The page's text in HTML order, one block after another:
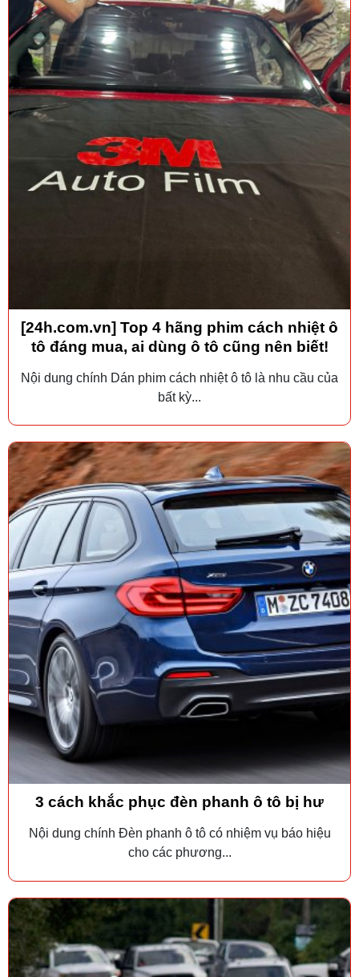
[24h.com.vn] Top 4 hãng phim cách nhiệt ô
tô đáng mua, ai dùng ô tô cũng nên biết!
Nội dung chính Dán phim cách nhiệt ô tô là nhu cầu của
bất kỳ...
3 cách khắc phục đèn phanh ô tô bị hư
Nội dung chính Đèn phanh ô tô có nhiệm vụ báo hiệu
cho các phương...